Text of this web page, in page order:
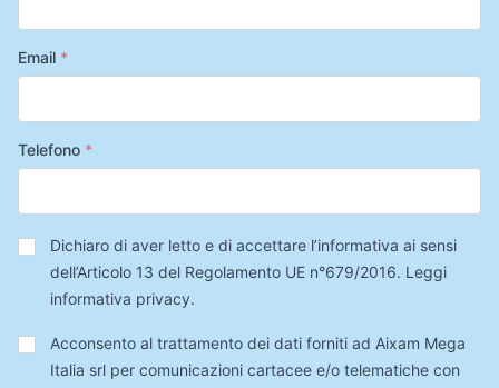
Email *
Telefono *
Privacy*
Dichiaro di aver letto e di accettare l’informativa ai sensi
dell’Articolo 13 del Regolamento UE n°679/2016. Leggi
informativa privacy.
Trattamento
Dati
Acconsento al trattamento dei dati forniti ad Aixam Mega
Italia srl per comunicazioni cartacee e/o telematiche con